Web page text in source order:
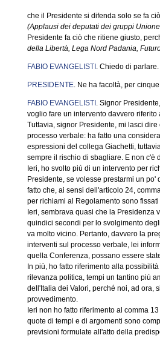
che il Presidente si difenda solo se fa
(Applausi dei deputati dei gruppi
Presidente fa ciò che ritiene giusto,
della Libertà, Lega Nord Padania,
FABIO EVANGELISTI . Chiedo di parlare.
PRESIDENTE. Ne ha facoltà, per
FABIO EVANGELISTI . Signor
voglio fare un intervento davvero
Tuttavia, signor Presidente, mi lasci
processo verbale: ha fatto una
espressioni del collega Giachetti,
sempre il rischio di sbagliare. E non c'è
Ieri, ho svolto più di un intervento per
Presidente, se volesse prestarmi un
fatto che, ai sensi dell'articolo 24,
per richiami al Regolamento sono
Ieri, sembrava quasi che la
quindici secondi per lo svolgimento
va molto vicino. Pertanto, davvero la
interventi sul processo verbale, lei
quella Conferenza, possano essere
In più, ho fatto riferimento alla
rilevanza politica, tempi un tantino più
dell'Italia dei Valori, perché noi, ad ora,
provvedimento.
Ieri non ho fatto riferimento al comma
quote di tempi e di argomenti sono
previsioni formulate all'atto della